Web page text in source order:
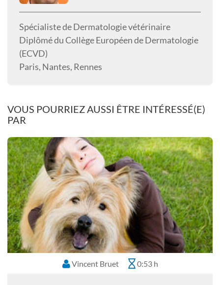
Spécialiste de Dermatologie vétérinaire
Diplômé du Collège Européen de Dermatologie
(ECVD)
Paris, Nantes, Rennes
VOUS POURRIEZ AUSSI ÊTRE INTÉRESSÉ(E)
PAR
Vincent Bruet 0:53 h